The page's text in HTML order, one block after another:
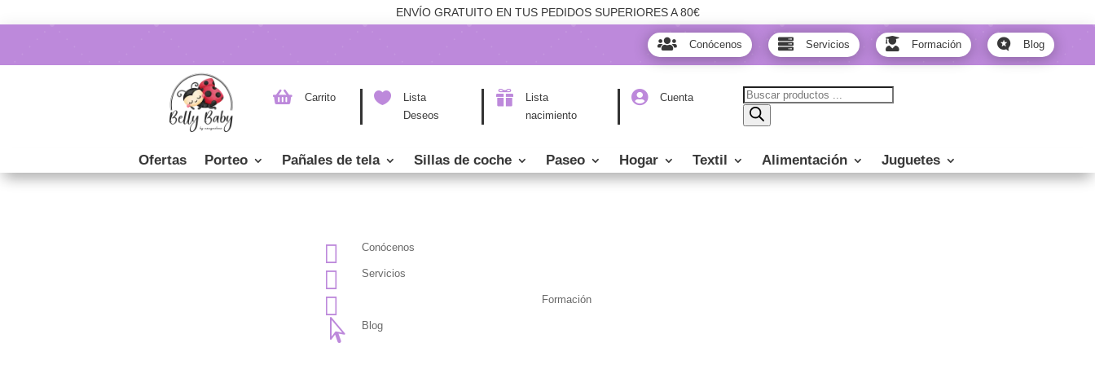
ENVÍO GRATUITO EN TUS PEDIDOS SUPERIORES A 80€
 Conócenos  Servicios  Formación  Blog
 Carrito 
Lista
Deseos

Lista
nacimiento
 Cuenta
Búsqueda
de
productos
Ofertas Porteo Pañales de tela Sillas de coche Paseo Hogar Textil Alimentación Juguetes
 Conócenos
 Servicios
 Formación
 Blog